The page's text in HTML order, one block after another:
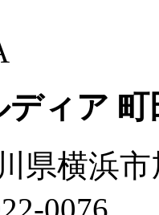
ィア 町
県横浜